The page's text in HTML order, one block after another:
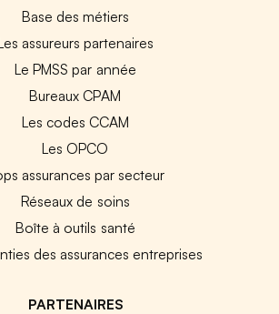
Base des métiers
assureurs partenaires
Le PMSS par année
Bureaux CPAM
Les codes CCAM
Les OPCO
assurances par secteur
Réseaux de soins
Boîte à outils santé
des assurances entreprises
PARTENAIRES